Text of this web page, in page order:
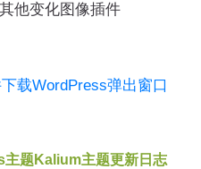
他变化图像插件
载WordPress弹出窗口
题Kalium主题更新日志